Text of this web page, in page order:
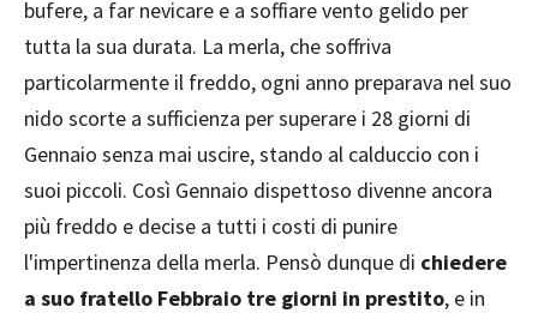
bufere, a far nevicare e a soffiare vento gelido per
tutta la sua durata. La merla, che soffriva
particolarmente il freddo, ogni anno preparava nel suo
nido scorte a sufficienza per superare i 28 giorni di
Gennaio senza mai uscire, stando al calduccio con i
suoi piccoli. Così Gennaio dispettoso divenne ancora
più freddo e decise a tutti i costi di punire
l'impertinenza della merla. Pensò dunque di chiedere
a suo fratello Febbraio tre giorni in prestito, e in